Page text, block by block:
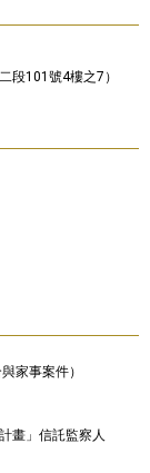
段101號4樓之7）
家事案件）
畫」信託監察人